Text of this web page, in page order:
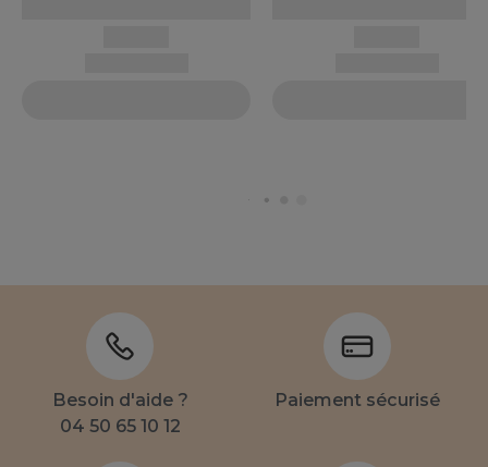
Besoin d'aide ?
04 50 65 10 12
Paiement sécurisé